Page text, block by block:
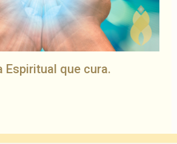
Espiritual que cura.